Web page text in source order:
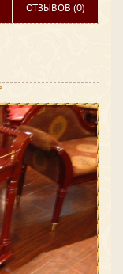
ОТЗЫВОВ (0)